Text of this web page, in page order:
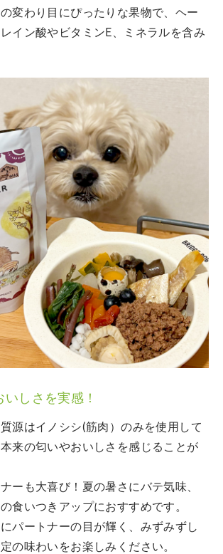
変わり目にぴったりな果物で、ヘー
イン酸やビタミンE、ミネラルを含み
しさを実感！
源はイノシシ(筋肉）のみを使用して
来の匂いやおいしさを感じることが
ーも大喜び！夏の暑さにバテ気味、
食いつきアップにおすすめです。
パートナーの目が輝く、みずみずし
の味わいをお楽しみください。